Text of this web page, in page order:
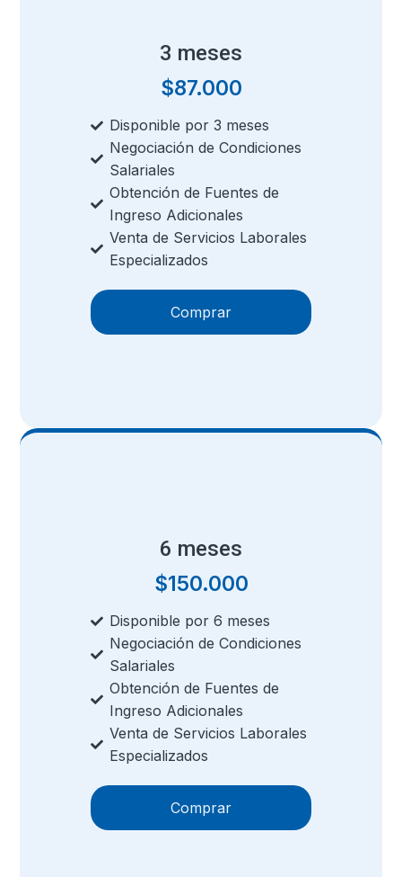
3 meses
$87.000
Disponible por 3 meses
Negociación de Condiciones
Salariales
Obtención de Fuentes de
Ingreso Adicionales
Venta de Servicios Laborales
Especializados
Comprar
6 meses
$150.000
Disponible por 6 meses
Negociación de Condiciones
Salariales
Obtención de Fuentes de
Ingreso Adicionales
Venta de Servicios Laborales
Especializados
Comprar